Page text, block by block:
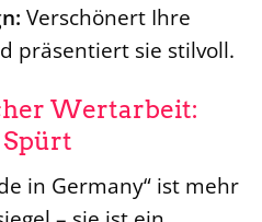
Verschönert Ihre
präsentiert sie stilvoll.
Wertarbeit:
in Germany“ ist mehr